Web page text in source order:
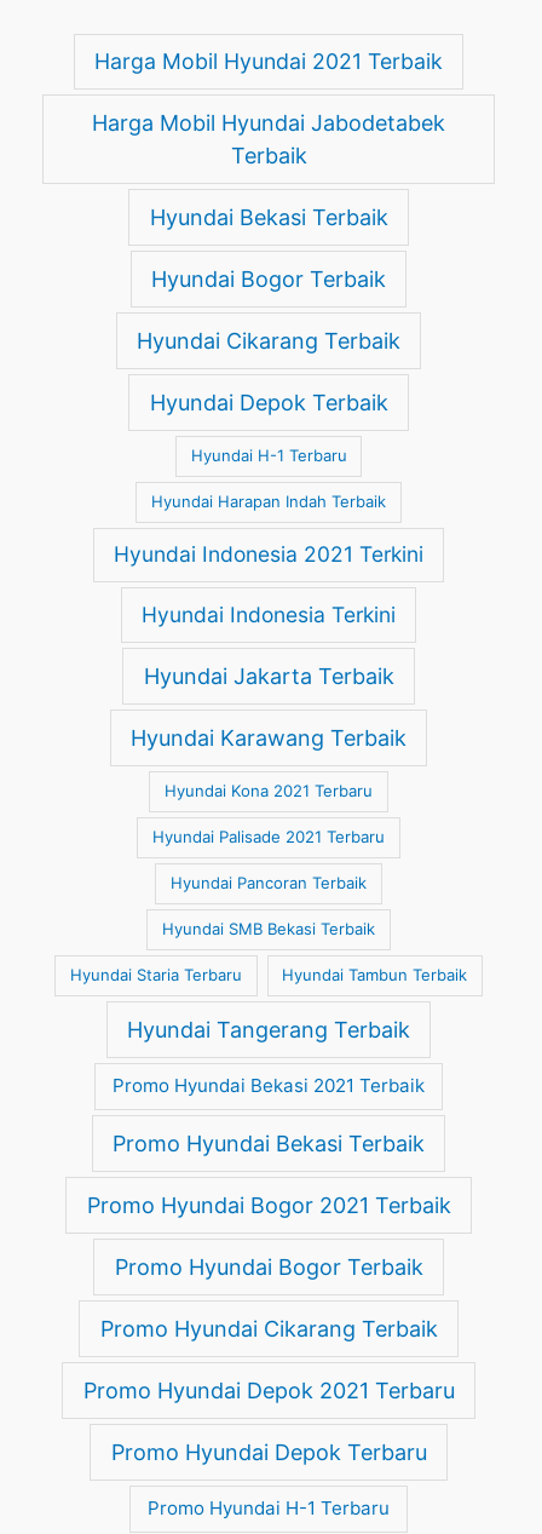
Harga Mobil Hyundai 2021 Terbaik
Harga Mobil Hyundai Jabodetabek
Terbaik
Hyundai Bekasi Terbaik
Hyundai Bogor Terbaik
Hyundai Cikarang Terbaik
Hyundai Depok Terbaik
Hyundai H-1 Terbaru
Hyundai Harapan Indah Terbaik
Hyundai Indonesia 2021 Terkini
Hyundai Indonesia Terkini
Hyundai Jakarta Terbaik
Hyundai Karawang Terbaik
Hyundai Kona 2021 Terbaru
Hyundai Palisade 2021 Terbaru
Hyundai Pancoran Terbaik
Hyundai SMB Bekasi Terbaik
Hyundai Staria Terbaru Hyundai Tambun Terbaik
Hyundai Tangerang Terbaik
Promo Hyundai Bekasi 2021 Terbaik
Promo Hyundai Bekasi Terbaik
Promo Hyundai Bogor 2021 Terbaik
Promo Hyundai Bogor Terbaik
Promo Hyundai Cikarang Terbaik
Promo Hyundai Depok 2021 Terbaru
Promo Hyundai Depok Terbaru
Promo Hyundai H-1 Terbaru